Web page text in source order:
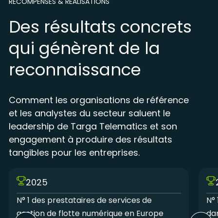
Des résultats concrets
qui génèrent de la
reconnaissance
Comment les organisations de référence
et les analystes du secteur saluent le
leadership de Targa Telematics et son
engagement à produire des résultats
tangibles pour les entreprises.
2025
N° 1 des prestataires de services de
gestion de flotte numérique en Europe